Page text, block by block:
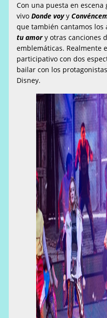
Con una puesta en
vivoDonde voyy
que también cantamos
tu amory otras canciones
emblemáticas. Realmente
participativo con dos
bailar con los
Disney.